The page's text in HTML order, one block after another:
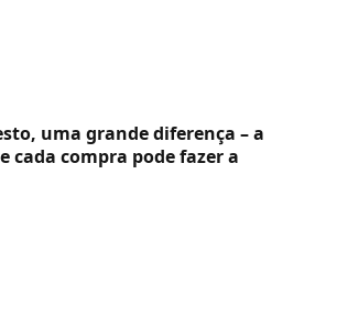
uma grande diferença – a
cada compra pode fazer a